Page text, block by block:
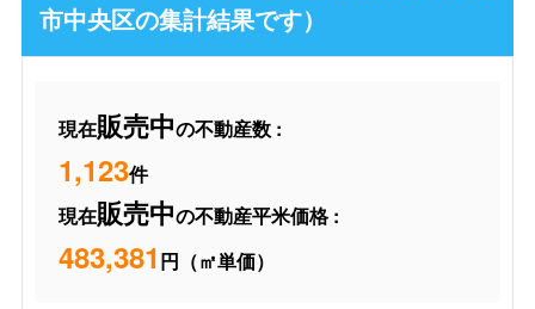
市中央区の集計結果です）
現在販売中の不動産数 :
1,123件
現在販売中の不動産平米価格 :
483,381 円（㎡単価）